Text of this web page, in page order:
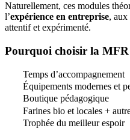
Naturellement, ces modules
l’expérience en entreprise, aux
attentif et expérimenté.
Pourquoi choisir la MFR
Temps d’accompagnement
Équipements modernes et
Boutique pédagogique
Farines bio et locales +
Trophée du meilleur espoir